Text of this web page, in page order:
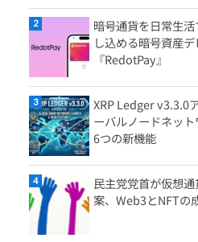
暗号通貨を日常生
し込める暗号資産
『RedotPay』
XRP Ledger v3.3.0
ーバルノードネッ
6つの新機能
民主党党首が仮想
案、Web3とNFTの